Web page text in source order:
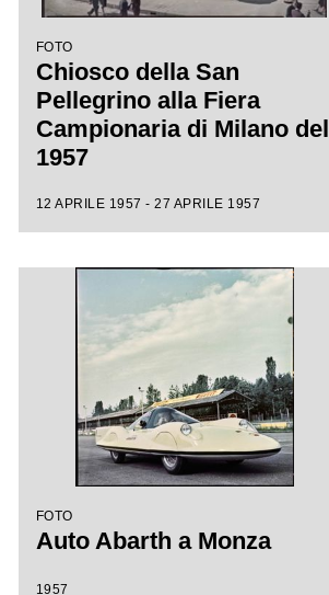
FOTO
Chiosco della San
Pellegrino alla Fiera
Campionaria di Milano del
1957
12 APRILE 1957 - 27 APRILE 1957
FOTO
Auto Abarth a Monza
1957